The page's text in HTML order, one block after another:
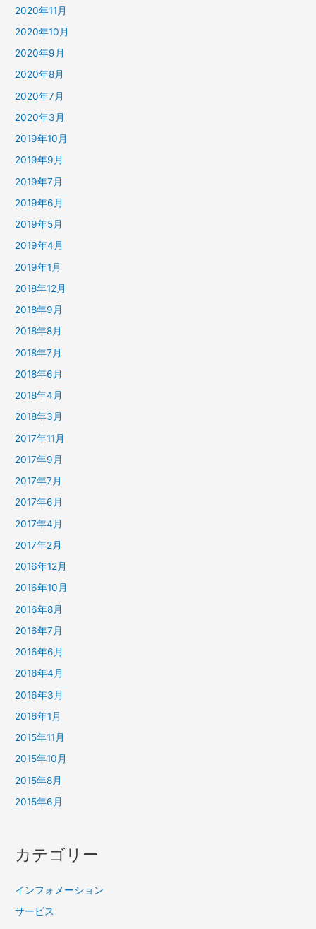
2020年11月
2020年10月
2020年9月
2020年8月
2020年7月
2020年3月
2019年10月
2019年9月
2019年7月
2019年6月
2019年5月
2019年4月
2019年1月
2018年12月
2018年9月
2018年8月
2018年7月
2018年6月
2018年4月
2018年3月
2017年11月
2017年9月
2017年7月
2017年6月
2017年4月
2017年2月
2016年12月
2016年10月
2016年8月
2016年7月
2016年6月
2016年4月
2016年3月
2016年1月
2015年11月
2015年10月
2015年8月
2015年6月
カテゴリー
インフォメーション
サービス